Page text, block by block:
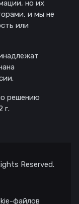
но их
и мы не
или
решению
г.
Reserved.
файлов